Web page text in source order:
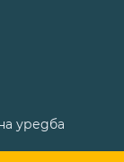
уредба